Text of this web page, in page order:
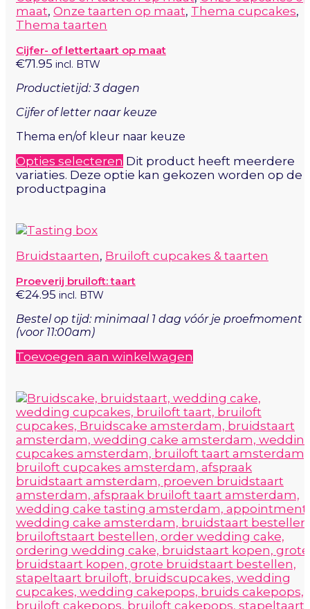
maat, Onze taarten op maat, Thema cupcakes,
Thema taarten
Cijfer- of lettertaart op maat
€71.95 incl. BTW
Productietijd: 3 dagen
Cijfer of letter naar keuze
Thema en/of kleur naar keuze
Opties selecteren Dit product heeft meerdere
variaties. Deze optie kan gekozen worden op de
productpagina
Bruidstaarten, Bruiloft cupcakes & taarten
Proeverij bruiloft: taart
€24.95 incl. BTW
Bestel op tijd:minimaal 1 dag vóór je proefmoment
(voor 11:00am)
Toevoegen aan winkelwagen